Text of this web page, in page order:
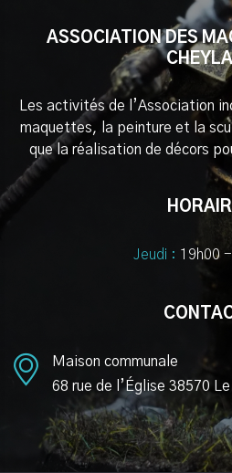
ASSOCIATION DES
Les activités de l’Association
maquettes, la peinture et la
que la réalisation de décors
Jeudi : 19h00
Maison communale
68 rue de l’Église 38570